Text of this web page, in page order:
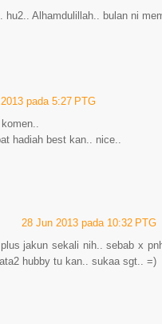
hu2.. Alhamdulillah.. bulan ni
pada 5:27 PTG
hadiah best kan.. nice..
28 Jun 2013 pada 10:32 PTG
jakun sekali nih.. sebab x
hubby tu kan.. sukaa sgt.. =)